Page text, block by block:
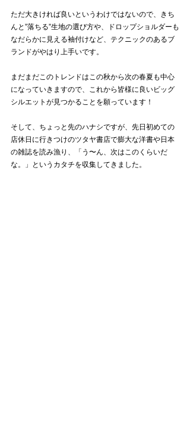
ただ大きければ良いというわけではないので、きち
んと”落ちる”生地の選び方や、ドロップショルダーも
なだらかに見える袖付けなど、テクニックのあるブ
ランドがやはり上手いです。
まだまだこのトレンドはこの秋から次の春夏も中心
になっていきますので、これから皆様に良いビッグ
シルエットが見つかることを願っています！
そして、ちょっと先のハナシですが、先日初めての
店休日に行きつけのツタヤ書店で膨大な洋書や日本
の雑誌を読み漁り、「う〜ん、次はこのくらいだ
な。」というカタチを収集してきました。